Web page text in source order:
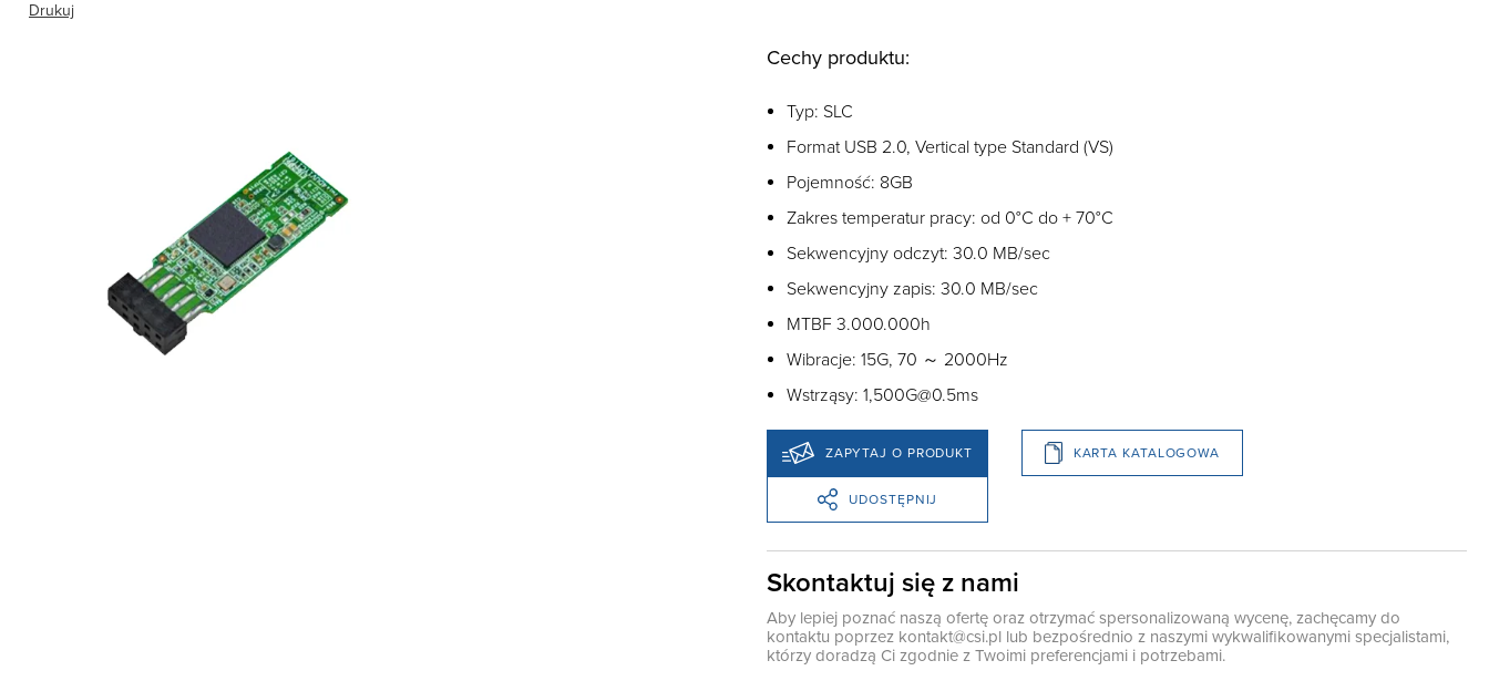
Drukuj
Cechy produktu:
Typ: SLC
Format USB 2.0, Vertical type Standard (VS)
Pojemność: 8GB
Zakres temperatur pracy: od 0°C do + 70°C
Sekwencyjny odczyt: 30.0 MB/sec
Sekwencyjny zapis: 30.0 MB/sec
MTBF 3.000.000h
Wibracje: 15G, 70 ～ 2000Hz
Wstrząsy: 1,500G@0.5ms
ZAPYTAJ O PRODUKT KARTA KATALOGOWA
UDOSTĘPNIJ
Skontaktuj się z nami
Aby lepiej poznać naszą ofertę oraz otrzymać spersonalizowaną wycenę, zachęcamy do
kontaktu poprzez kontakt@csi.pl lub bezpośrednio z naszymi wykwalifikowanymi specjalistami,
którzy doradzą Ci zgodnie z Twoimi preferencjami i potrzebami.